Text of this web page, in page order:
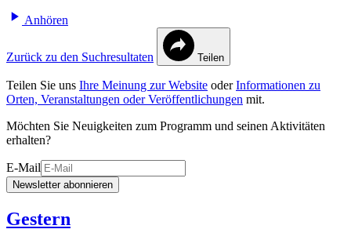
Anhören
Zurück zu den Suchresultaten Teilen
Teilen Sie uns Ihre Meinung zur Website oderInformationen zu
Orten, Veranstaltungen oder Veröffentlichungen mit.
Möchten Sie Neuigkeiten zum Programm und seinen Aktivitäten
erhalten?
E-Mail
Newsletter abonnieren
Gestern